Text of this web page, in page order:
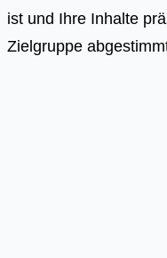
ist und Ihre Inhalte
Zielgruppe